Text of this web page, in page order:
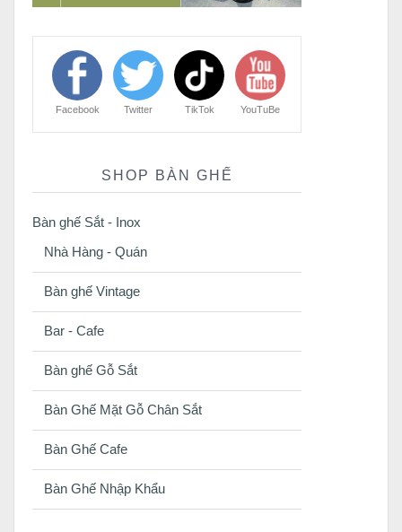
Facebook Twitter TikTok YouTuBe
SHOP BÀN GHẾ
Bàn ghế Sắt - Inox
Nhà Hàng - Quán
Bàn ghế Vintage
Bar - Cafe
Bàn ghế Gỗ Sắt
Bàn Ghế Mặt Gỗ Chân Sắt
Bàn Ghế Cafe
Bàn Ghế Nhập Khẩu